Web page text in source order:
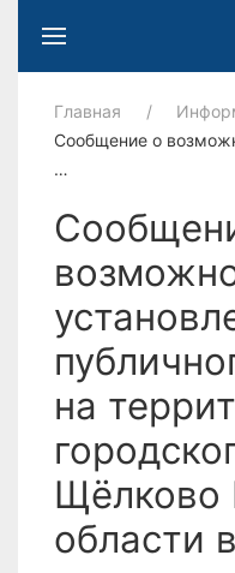
Главная
Сообщение о
…
на
Щёлково
области